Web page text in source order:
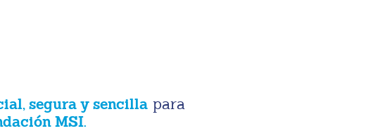
segura y sencillapara
MSI.